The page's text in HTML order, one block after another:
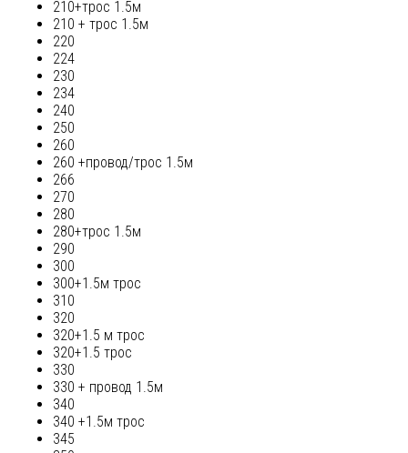
210+трос 1.5м
210 + трос 1.5м
220
224
230
234
240
250
260
260 +провод/трос 1.5м
266
270
280
280+трос 1.5м
290
300
300+1.5м трос
310
320
320+1.5 м трос
320+1.5 трос
330
330 + провод 1.5м
340
340 +1.5м трос
345